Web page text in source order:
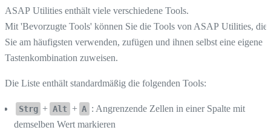
ASAP Utilities enthält viele verschiedene Tools.
Mit 'Bevorzugte Tools' können Sie die Tools von ASAP Utilities, die
Sie am häufigsten verwenden, zufügen und ihnen selbst eine eigene
Tastenkombination zuweisen.
Die Liste enthält standardmäßig die folgenden Tools:
Strg + Alt + A : Angrenzende Zellen in einer Spalte mit
demselben Wert markieren